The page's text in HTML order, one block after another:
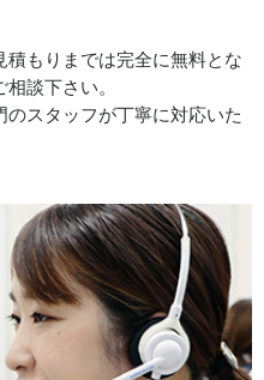
の水漏れ修理に伺いまし
修理に向かいました。
積もりまでは完全に無料とな
談下さい。
スタッフが丁寧に対応いた